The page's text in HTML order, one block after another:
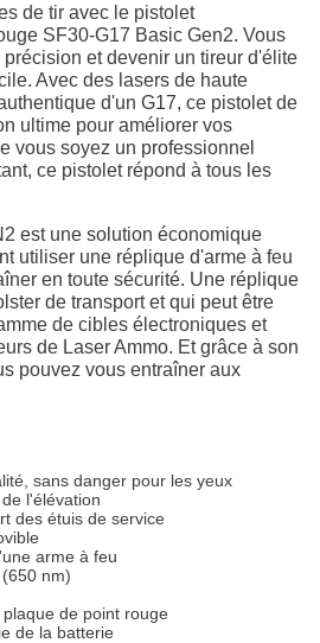
de tir avec le pistolet
SF30-G17 Basic Gen2. Vous
et devenir un tireur d'élite
Avec des lasers de haute
d'un G17, ce pistolet de
ultime pour améliorer vos
vous soyez un professionnel
ce pistolet répond à tous les
est une solution économique
utiliser une réplique d'arme à feu
en toute sécurité. Une réplique
de transport et qui peut être
de cibles électroniques et
de Laser Ammo. Et grâce à son
pouvez vous entraîner aux
sans danger pour les yeux
l'élévation
des étuis de service
arme à feu
nm)
de point rouge
de la batterie